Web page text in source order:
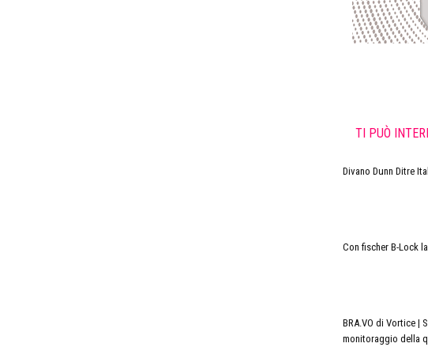
TI PUÒ
Divano Dunn Ditre
Con fischer B-Lock
BRA.VO di Vortice |
monitoraggio della